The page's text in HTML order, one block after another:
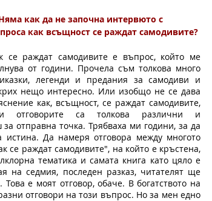
как да не започна интервюто с
как всъщност се раждат самодивите?
се раждат самодивите е въпрос, който ме
от години. Прочела съм толкова много
легенди и предания за самодиви и
нещо интересно. Или изобщо не се дава
как, всъщност, се раждат самодивите,
отговорите са толкова различни и
отправна точка. Трябваха ми години, за да
Да намеря отговора между многото
се раждат самодивите", на който е кръстена,
тематика и самата книга като цяло е
на седмия, последен разказ, читателят ще
е моят отговор, обаче. В богатството на
отговори на този въпрос. Но за мен едно